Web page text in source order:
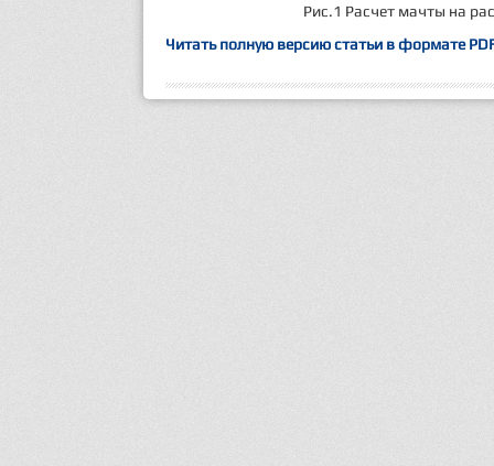
Рис.1 Расчет мачты на
Читать полную версию статьи в формате